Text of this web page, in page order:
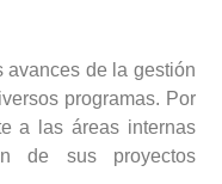
avances de la gestión
programas. Por
a las áreas internas
de sus proyectos